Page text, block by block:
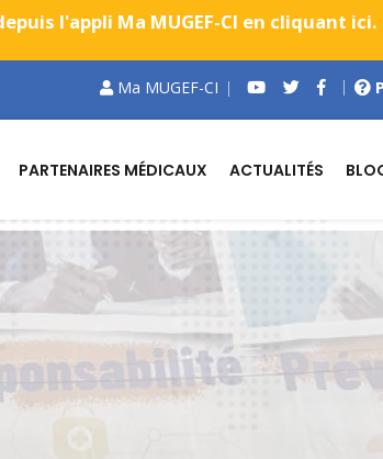
l'appli Ma MUGEF-CI en cliquant ici.
Ma MUGEF-CI
PARTENAIRES MÉDICAUX ACTUALITÉS